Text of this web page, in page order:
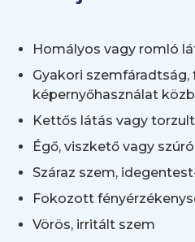
Homályos vagy romló
Gyakori szemfáradtság,
képernyőhasználat
Kettős látás vagy
Égő, viszkető vagy
Száraz szem,
Fokozott
Vörös, irritált szem